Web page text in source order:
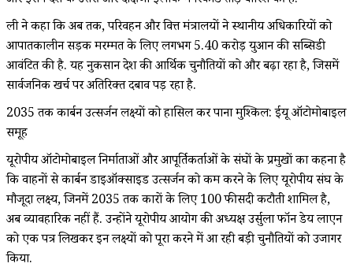
ली ने कहा कि अब तक, परिवहन और वित्त मंत्रालयों ने स्थानीय अधिकारियों को
आपातकालीन सड़क मरम्मत के लिए लगभग 5.40 करोड़ युआन की सब्सिडी
आवंटित की है. यह नुकसान देश की आर्थिक चुनौतियों को और बढ़ा रहा है, जिसमें
सार्वजनिक खर्च पर अतिरिक्त दबाव पड़ रहा है.
2035 तक कार्बन उत्सर्जन लक्ष्यों को हासिल कर पाना मुश्किल: ईयू ऑटोमोबाइल
समूह
यूरोपीय ऑटोमोबाइल निर्माताओं और आपूर्तिकर्ताओं के संघों के प्रमुखों का कहना है
कि वाहनों से कार्बन डाइऑक्साइड उत्सर्जन को कम करने के लिए यूरोपीय संघ के
मौजूदा लक्ष्य, जिनमें 2035 तक कारों के लिए 100 फीसदी कटौती शामिल है,
अब व्यावहारिक नहीं हैं. उन्होंने यूरोपीय आयोग की अध्यक्ष उर्सुला फॉन डेय लाएन
को एक पत्र लिखकर इन लक्ष्यों को पूरा करने में आ रही बड़ी चुनौतियों को उजागर
किया.